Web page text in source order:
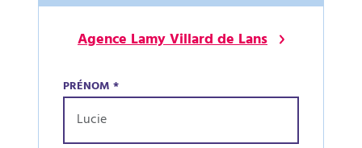
Agence Lamy Villard de Lans
PRÉNOM*